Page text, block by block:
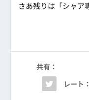
さあ残りは「シャア
共有：
レート：